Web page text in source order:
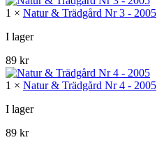
1 × Natur & Trädgård Nr 3 - 2005
I lager
89 kr
1 × Natur & Trädgård Nr 4 - 2005
I lager
89 kr